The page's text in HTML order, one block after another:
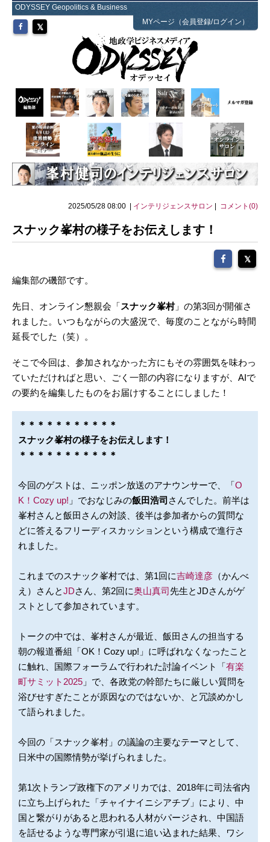
ODYSSEY Geopolitics & Business
MYページ（会員登録/ログイン）
2025/05/28 08:00 | インテリジェンスサロン コメント(0)
スナック峯村の様子をお伝えします！
編集部の磯部です。
先日、オンライン懇親会「スナック峯村」の第3回が開催さ
れました。いつもながらの大盛況で、毎度のことながら時間
延長でした（笑）。
そこで今回は、参加されなかった方にもその雰囲気を味わっ
ていただければと思い、ごく一部の内容になりますが、AIで
の要約を編集したものをお届けすることにしました！
＊＊＊＊＊＊＊＊＊＊＊
スナック峯村の様子をお伝えします！
＊＊＊＊＊＊＊＊＊＊＊
今回のゲストは、ニッポン放送のアナウンサーで、「O
K！Cozy up! 」でおなじみの飯田浩司 さんでした。前半は
峯村さんと飯田さんの対談、後半は参加者からの質問な
どに答えるフリーディスカッションという構成で進行さ
れました。
これまでのスナック峯村では、第1回に吉崎達彦 （かんべ
え）さんとJDさん、第2回に奥山真司先生とJDさんがゲ
ストとして参加されています。
トークの中では、峯村さんが最近、飯田さんの担当する
朝の報道番組「OK！Cozy up!」に呼ばれなくなったこと
に触れ、国際フォーラムで行われた討論イベント「有楽
町サミット2025 」で、各政党の幹部たちに厳しい質問を
浴びせすぎたことが原因なのではないか、と冗談めかし
て語られました。
今回の「スナック峯村」の議論の主要なテーマとして、
日米中の国際情勢が挙げられました。
第1次トランプ政権下のアメリカでは、2018年に司法省内
に立ち上げられた「チャイナイニシアチブ」により、中
国と繋がりがあると思われる人材がパージされ、中国語
を話せるような専門家が引退に追い込まれた結果、ワシ